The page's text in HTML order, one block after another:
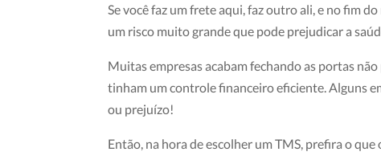
Se você faz um frete aqui, faz outro ali, e no fim
um risco muito grande que pode prejudicar a
Muitas empresas acabam fechando as portas
tinham um controle financeiro eficiente. Alguns
ou prejuízo!
Então, na hora de escolher um TMS, prefira o